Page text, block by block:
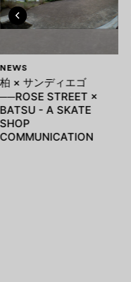
NEWS
柏 × サンディエゴ
──ROSE STREET ×
BATSU - A SKATE
SHOP
COMMUNICATION